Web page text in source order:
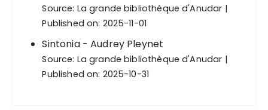
Source: La grande bibliothèque d'Anudar
Published on: 2025-11-01
Sintonia - Audrey Pleynet
Source: La grande bibliothèque d'Anudar
Published on: 2025-10-31